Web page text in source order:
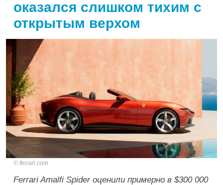
оказался слишком тихим с
открытым верхом
ferrari.com
Ferrari Amalfi Spider оценили примерно в $300 000